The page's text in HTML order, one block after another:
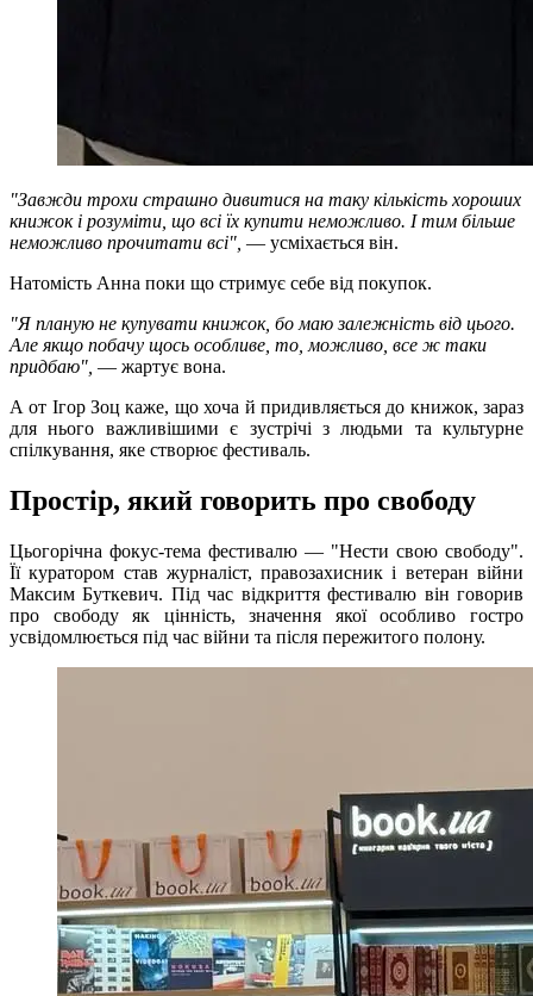
"Завжди трохи страшно дивитися на таку кількість хороших
книжок і розуміти, що всі їх купити неможливо. І тим більше
неможливо прочитати всі", — усміхається він.
Натомість Анна поки що стримує себе від покупок.
"Я планую не купувати книжок, бо маю залежність від цього.
Але якщо побачу щось особливе, то, можливо, все ж таки
придбаю", — жартує вона.
А от Ігор Зоц каже, що хоча й придивляється до книжок, зараз
для нього важливішими є зустрічі з людьми та культурне
спілкування, яке створює фестиваль.
Простір, який говорить про свободу
Цьогорічна фокус-тема фестивалю — "Нести свою свободу".
Її куратором став журналіст, правозахисник і ветеран війни
Максим Буткевич. Під час відкриття фестивалю він говорив
про свободу як цінність, значення якої особливо гостро
усвідомлюється під час війни та після пережитого полону.